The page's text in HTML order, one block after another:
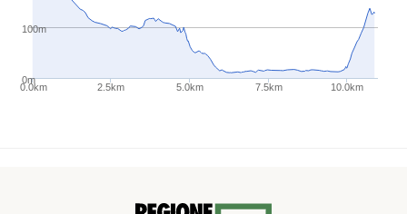
0.0km 2.5km 5.0km 7.5km 10.0km
0m
100m